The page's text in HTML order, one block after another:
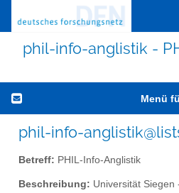
phil-info-anglistik -
Menü
phil-info-
Betreff: PHIL-Info-Anglistik
Beschreibung: Universität